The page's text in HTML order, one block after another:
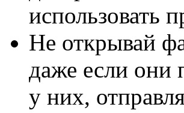
использовать
Не открывай
даже если они
у них,